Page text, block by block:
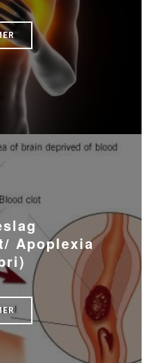
Apoplexia